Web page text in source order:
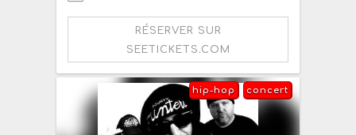
RÉSERVER SUR
SEETICKETS.COM
concert
hip-hop